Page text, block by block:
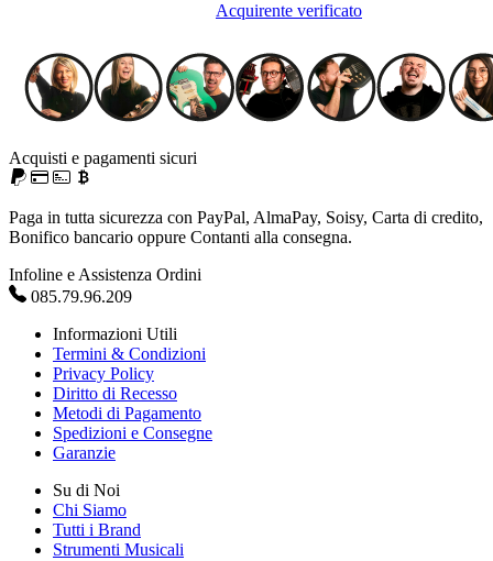
Acquirente verificato
Acquisti e pagamenti sicuri
Paga in tutta sicurezza con PayPal, AlmaPay, Soisy, Carta di credito,
Bonifico bancario oppure Contanti alla consegna.
Infoline e Assistenza Ordini
085.79.96.209
Informazioni Utili
Termini & Condizioni
Privacy Policy
Diritto di Recesso
Metodi di Pagamento
Spedizioni e Consegne
Garanzie
Su di Noi
Chi Siamo
Tutti i Brand
Strumenti Musicali